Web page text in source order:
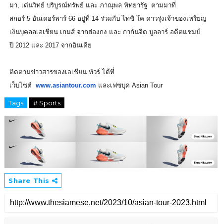
มา, เด่นวิทย์ บริบูรณ์ทรัพย์ และ ภาณุพล พิทยารัฐ
ตามมาที่
สกอร์ 5 อันเดอร์พาร์ 66อยู่ที่ 14ร่วมกับ ไทชิ โค ดาวรุ่งเจ้าของเหรียญ
เงินบุคลลเอเชียน เกมส์ จากฮ่องกง และ กากันจีต บูลลาร์ อดีตแชมป์
ปี 2012 และ 2017 จากอินเดีย
ติดตามข่าวสารของเอเชียน ทัวร์ ได้ที่
เว็บไซต์ www.asiantour.com และเฟซบุค Asian Tour
Tags # Sports
Share This